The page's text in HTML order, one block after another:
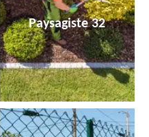
Paysagiste 32